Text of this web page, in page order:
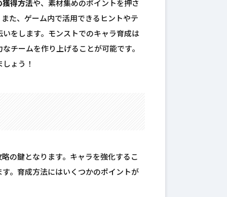
獲得方法や、素材集めのポイントを押さ
た、ゲーム内で活用できるヒントやテ
をします。モンストでのキャラ育成は
チームを作り上げることが可能です。
ょう！
の鍵となります。キャラを強化するこ
。育成方法にはいくつかのポイントが